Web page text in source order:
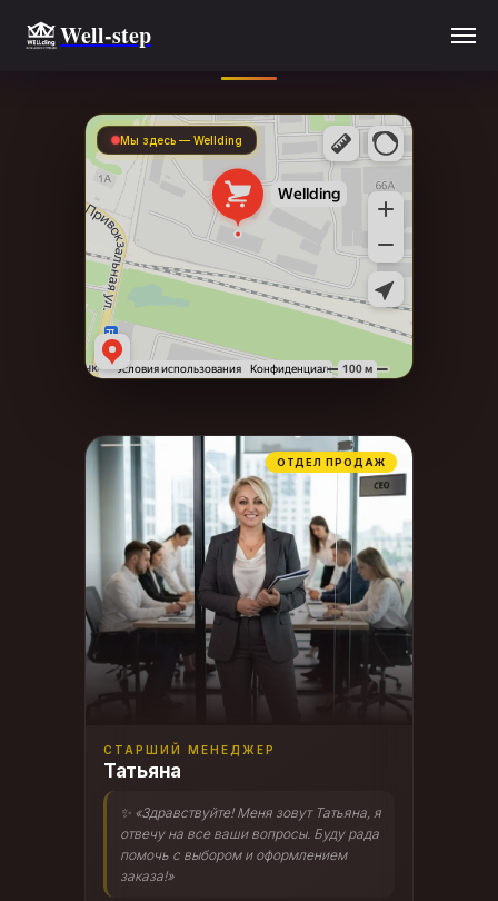
Наши контакты
Мы здесь — Wellding
ОТДЕЛ ПРОДАЖ
СТАРШИЙ МЕНЕДЖЕР
Татьяна
✨ «Здравствуйте! Меня зовут Татьяна, я
отвечу на все ваши вопросы. Буду рада
помочь с выбором и оформлением
заказа!»
Well-step